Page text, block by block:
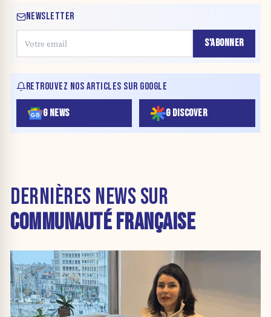
NEWSLETTER
S'ABONNER
RETROUVEZ NOS ARTICLES SUR GOOGLE
G NEWS G DISCOVER
DERNIÈRES NEWS SUR
COMMUNAUTÉ FRANÇAISE